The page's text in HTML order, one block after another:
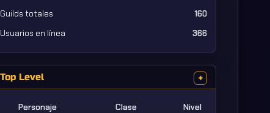
Guilds totales
160
Usuarios en línea
366
Top Level +
Personaje Clase
Nivel